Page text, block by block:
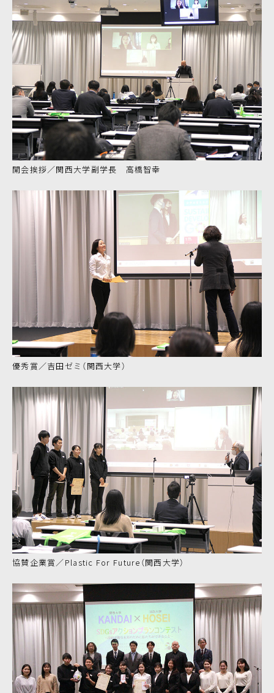
開会挨拶／関西大学副学長 高橋智幸
優秀賞／吉田ゼミ（関西大学）
協賛企業賞／Plastic For Future（関西大学）